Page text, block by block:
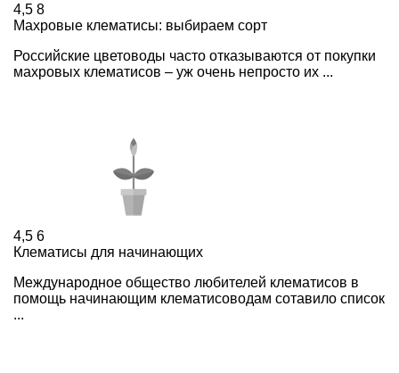
4,5 8
Махровые клематисы: выбираем сорт
Российские цветоводы часто отказываются от покупки
махровых клематисов – уж очень непросто их ...
4,5 6
Клематисы для начинающих
Международное общество любителей клематисов в
помощь начинающим клематисоводам сотавило список
...